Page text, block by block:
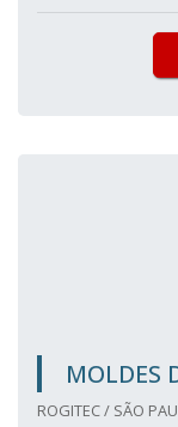
MOLDES
ROGITEC / SÃO